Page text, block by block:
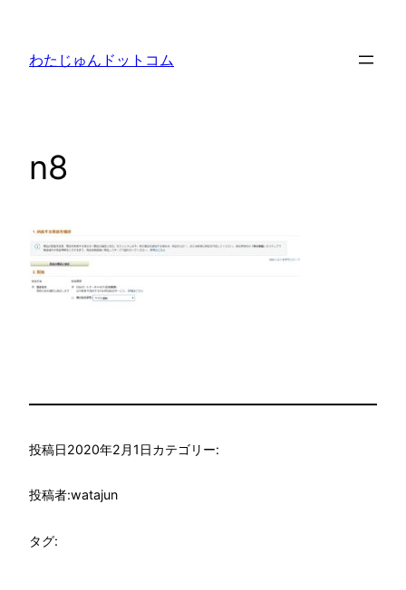
わたじゅんドットコム
n8
投稿日2020年2月1日カテゴリー:
投稿者:watajun
タグ: